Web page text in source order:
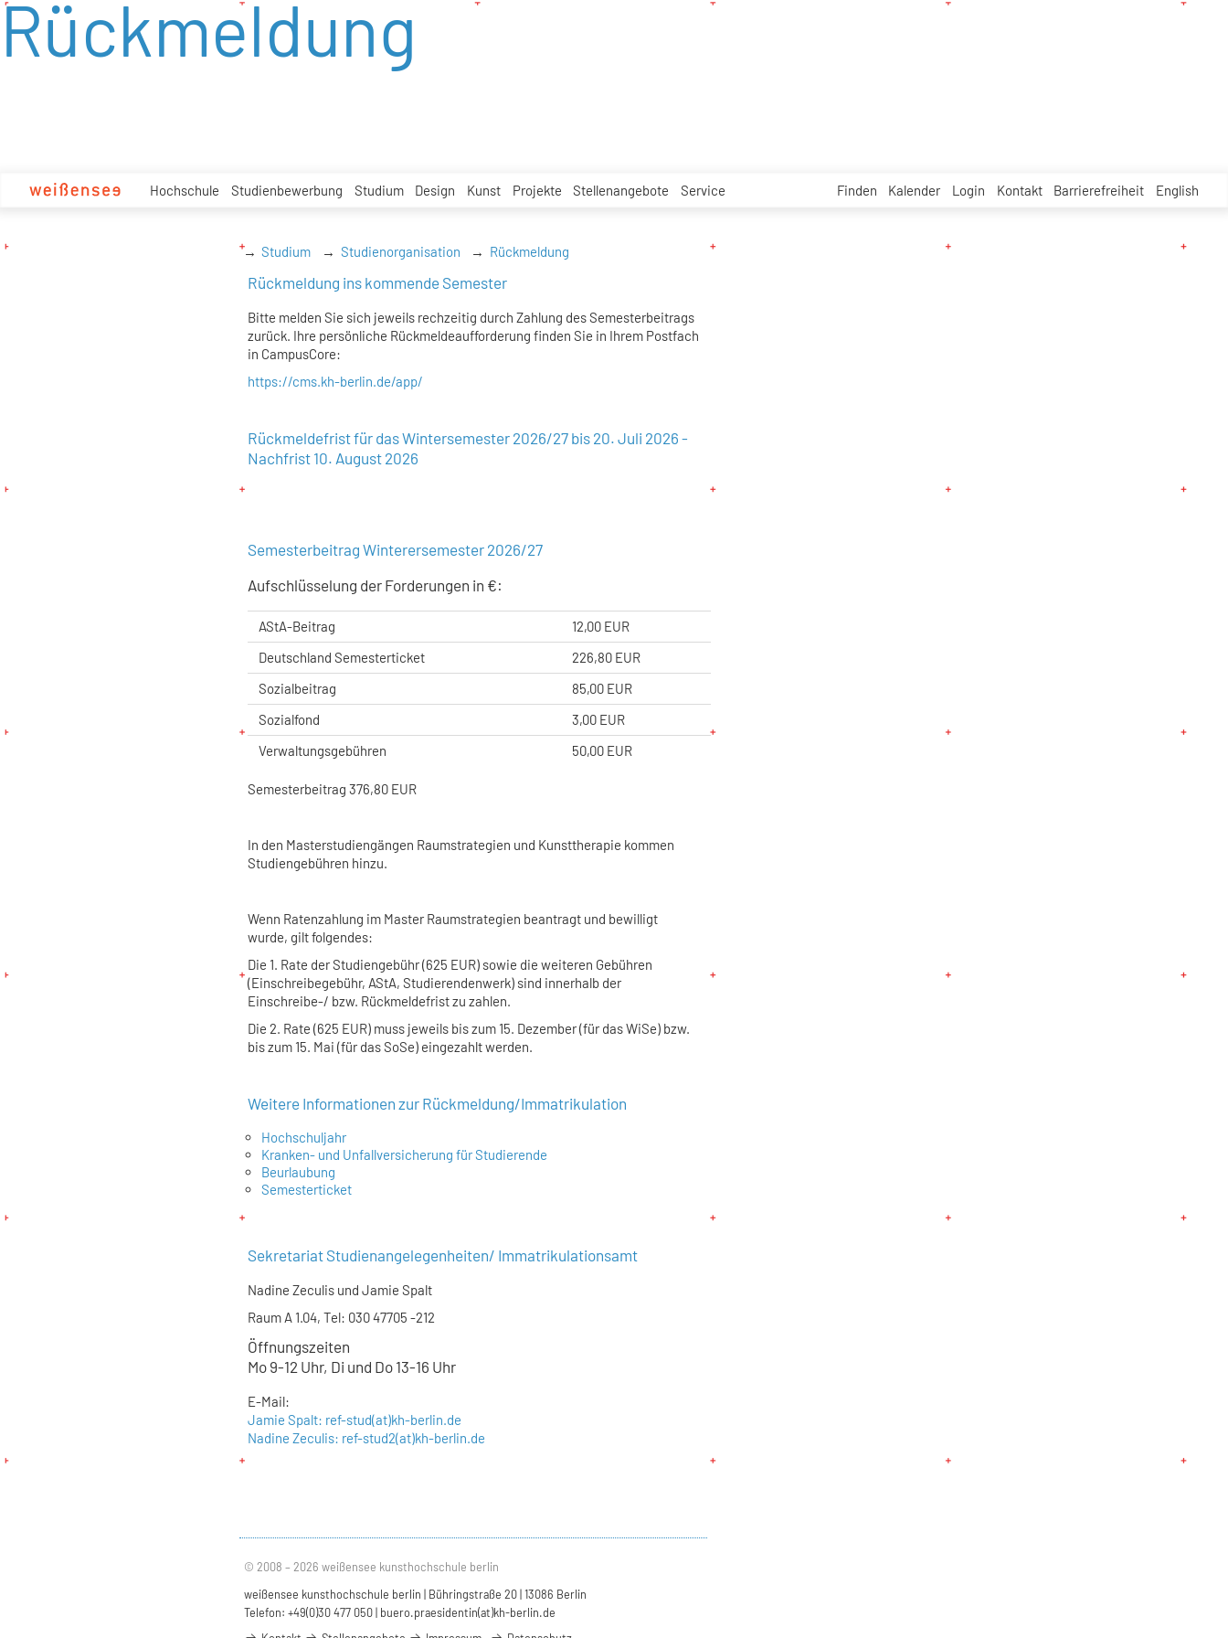
zum
Inhalt
Hochschule Studienbewerbung Studium Design Kunst Projekte Stellenangebote Service Finden Kalender Login Kontakt Barrierefreiheit English
Rückmeldung
Studium Studienorganisation Rückmeldung
Rückmeldung ins kommende Semester
Bitte melden Sie sich jeweils rechzeitig durch Zahlung des Semesterbeitrags
zurück. Ihre persönliche Rückmeldeaufforderung finden Sie in Ihrem Postfach
in CampusCore:
https://cms.kh-berlin.de/app/
Rückmeldefrist für das Wintersemester 2026/27 bis 20. Juli 2026 -
Nachfrist 10. August 2026
Semesterbeitrag Winterersemester 2026/27
Aufschlüsselung der Forderungen in €:
AStA-Beitrag
12,00 EUR
Deutschland Semesterticket
226,80 EUR
Sozialbeitrag
85,00 EUR
Sozialfond
3,00 EUR
Verwaltungsgebühren
50,00 EUR
Semesterbeitrag 376,80 EUR
In den Masterstudiengängen Raumstrategien und Kunsttherapie kommen
Studiengebühren hinzu.
Wenn Ratenzahlung im Master Raumstrategien beantragt und bewilligt
wurde, gilt folgendes:
Die 1. Rate der Studiengebühr (625 EUR) sowie die weiteren Gebühren
(Einschreibegebühr, AStA, Studierendenwerk) sind innerhalb der
Einschreibe-/ bzw. Rückmeldefrist zu zahlen.
Die 2. Rate (625 EUR) muss jeweils bis zum 15. Dezember (für das WiSe) bzw.
bis zum 15. Mai (für das SoSe) eingezahlt werden.
Weitere Informationen zur Rückmeldung/Immatrikulation
Hochschuljahr
Kranken- und Unfallversicherung für Studierende
Beurlaubung
Semesterticket
Sekretariat Studienangelegenheiten/ Immatrikulationsamt
Nadine Zeculis und Jamie Spalt
Raum A 1.04, Tel: 030 47705 -212
Öffnungszeiten
Mo 9-12 Uhr, Di und Do 13-16 Uhr
E-Mail:
Jamie Spalt: ref-stud(at)kh-berlin.de
Nadine Zeculis: ref-stud2(at)kh-berlin.de
© 2008 – 2026 weißensee kunsthochschule berlin
weißensee kunsthochschule berlin | Bühringstraße 20 | 13086 Berlin
Telefon: +49(0)30 477 050 | buero.praesidentin(at)kh-berlin.de